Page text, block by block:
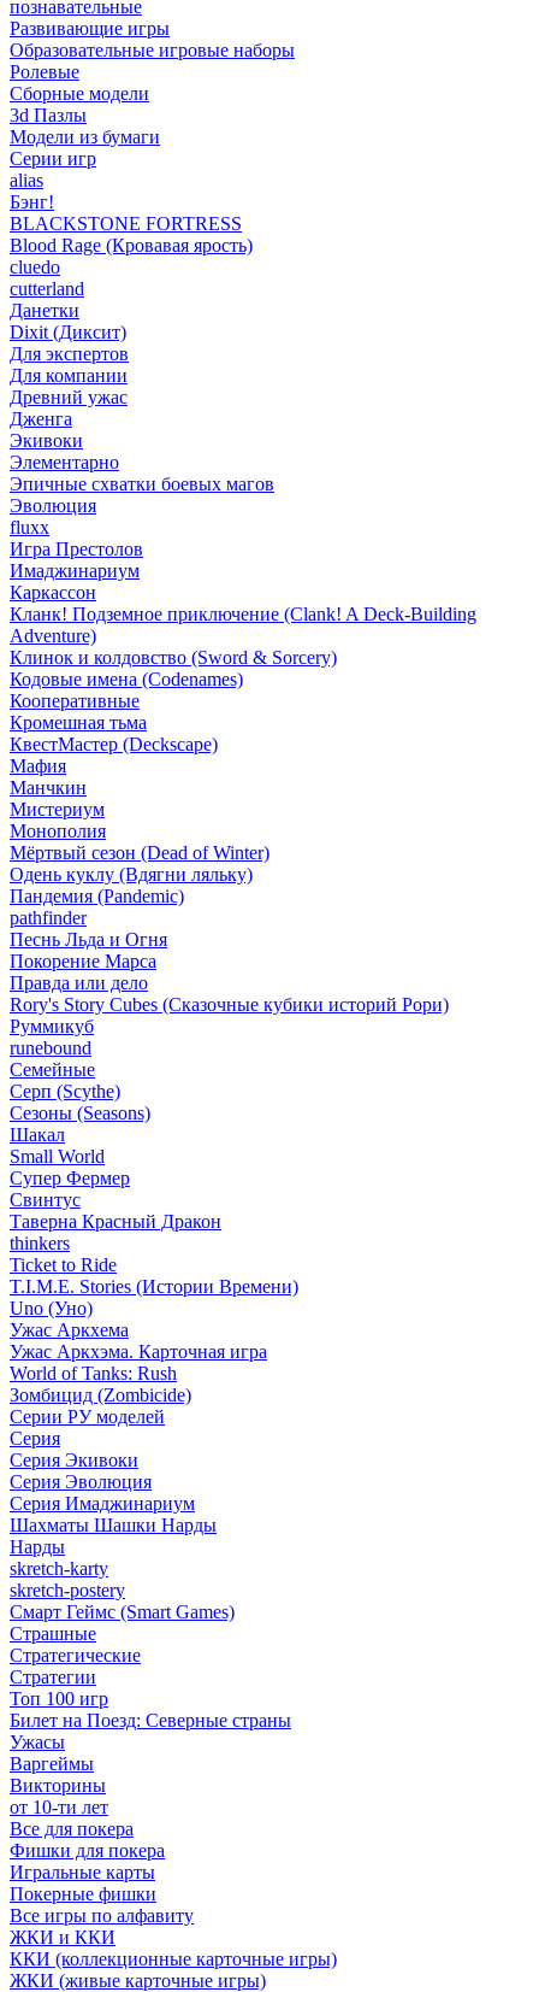
познавательные
Развивающие игры
Образовательные игровые наборы
Ролевые
Сборные модели
3d Пазлы
Модели из бумаги
Серии игр
alias
Бэнг!
BLACKSTONE FORTRESS
Blood Rage (Кровавая ярость)
cluedo
cutterland
Данетки
Dixit (Диксит)
Для экспертов
Для компании
Древний ужас
Дженга
Экивоки
Элементарно
Эпичные схватки боевых магов
Эволюция
fluxx
Игра Престолов
Имаджинариум
Каркассон
Кланк! Подземное приключение (Clank! A Deck-Building
Adventure)
Клинок и колдовство (Sword & Sorcery)
Кодовые имена (Codenames)
Кооперативные
Кромешная тьма
КвестМастер (Deckscape)
Мафия
Манчкин
Мистериум
Монополия
Мёртвый сезон (Dead of Winter)
Одень куклу (Вдягни ляльку)
Пандемия (Pandemic)
pathfinder
Песнь Льда и Огня
Покорение Марса
Правда или дело
Rory's Story Cubes (Сказочные кубики историй Рори)
Руммикуб
runebound
Семейные
Серп (Scythe)
Сезоны (Seasons)
Шакал
Small World
Супер Фермер
Свинтус
Таверна Красный Дракон
thinkers
Ticket to Ride
T.I.M.E. Stories (Истории Времени)
Uno (Уно)
Ужас Аркхема
Ужас Аркхэма. Карточная игра
World of Tanks: Rush
Зомбицид (Zombicide)
Серии РУ моделей
Серия
Серия Экивоки
Серия Эволюция
Серия Имаджинариум
Шахматы Шашки Нарды
Нарды
skretch-karty
skretch-postery
Смарт Геймс (Smart Games)
Страшные
Стратегические
Стратегии
Топ 100 игр
Билет на Поезд: Северные страны
Ужасы
Варгеймы
Викторины
от 10-ти лет
Все для покера
Фишки для покера
Игральные карты
Покерные фишки
Все игры по алфавиту
ЖКИ и ККИ
ККИ (коллекционные карточные игры)
ЖКИ (живые карточные игры)